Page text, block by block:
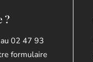
?
02 47 93
formulaire